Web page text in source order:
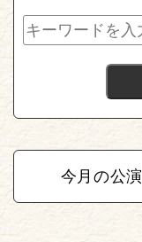
今月の公演